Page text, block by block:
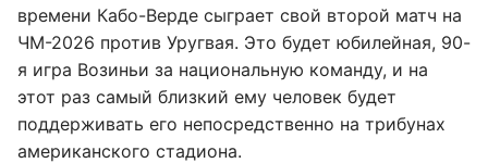
времени Кабо-Верде сыграет свой второй матч на
ЧМ-2026 против Уругвая. Это будет юбилейная, 90-
я игра Возиньи за национальную команду, и на
этот раз самый близкий ему человек будет
поддерживать его непосредственно на трибунах
американского стадиона.